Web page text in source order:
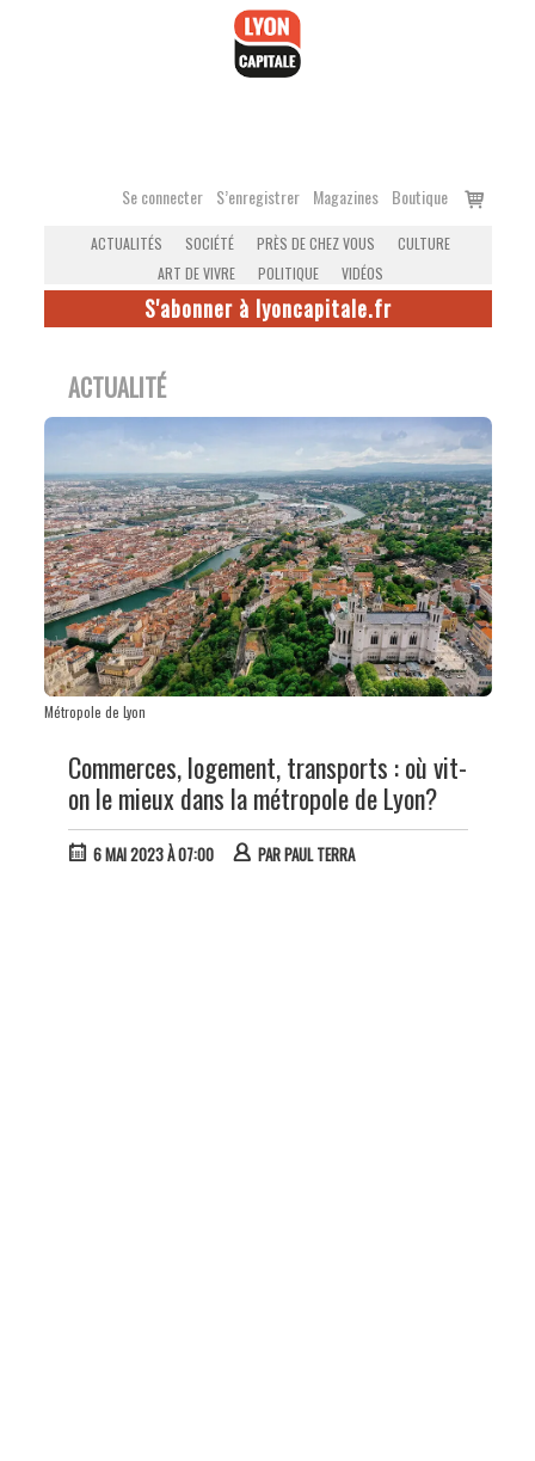
Se connecter S’enregistrer Magazines Boutique
Voir
ACTUALITÉS SOCIÉTÉ PRÈS DE CHEZ VOUS
CULTURE
ART DE VIVRE
POLITIQUE VIDÉOS
S'abonner à lyoncapitale.fr
ACTUALITÉ
Métropole de Lyon
Commerces, logement, transports : où vit-
on le mieux dans la métropole de Lyon?
6 MAI 2023 À 07:00 PARPAUL TERRA